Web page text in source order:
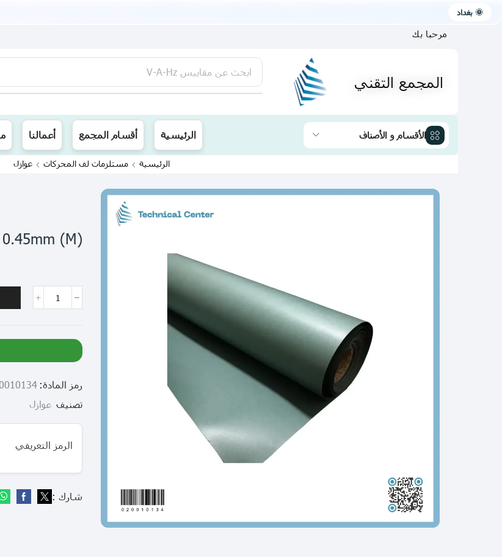
🌞 بغداد
مرحبا بك
المجمع التقني
ابحث عن مقاييس V-A-Hz
يتوفر لدينا توصيل الى جميع محافظات العراق
الأقسام و الأصناف الرئيسية أقسام المجمع أعمالنا
الرئيسية مستلزمات لف المحركات عوازل
(m) 0.45mm عازل ورقي
رمز المادة:
تصنيف عوازل
الرمز التعريفي
شارك :